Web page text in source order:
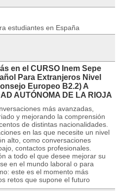
estudiantes en España
en el CURSO Inem Sepe
Para Extranjeros Nivel
Europeo B2.2) A
AUTÓNOMA DE LA RIOJA
más avanzadas,
y mejorando la comprensión
de distintas nacionalidades.
en las que necesite un nivel
alto, como conversaciones
contactos profesionales.
a todo el que desee mejorar su
en el mundo laboral o para
este es el momento más
retos que supone el futuro